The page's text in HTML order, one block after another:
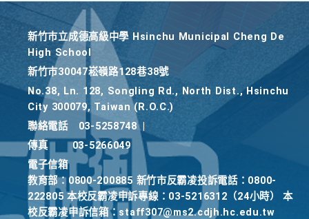
新竹巿立成德高級中學 Hsinchu Municipal Cheng De
High School
新竹巿30047崧嶺路128巷38號
No.38, Ln. 128, Songling Rd., North Dist., Hsinchu
City 300079, Taiwan (R.O.C.)
聯絡電話
03-5258748
傳真
03-5266049
電子信箱
教育部：0800-200885 新竹市反霸凌投訴電話：0800-
222805 本校反霸凌申訴專線：03-5216312（24小時） 本
校反霸凌申訴信箱：staff307@ms2.cdjh.hc.edu.tw